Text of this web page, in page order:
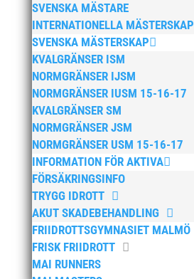
SVENSKA MÄSTARE
INTERNATIONELLA MÄSTERSKAP
SVENSKA MÄSTERSKAP
KVALGRÄNSER ISM
NORMGRÄNSER IJSM
NORMGRÄNSER IUSM 15-16-17
KVALGRÄNSER SM
NORMGRÄNSER JSM
NORMGRÄNSER USM 15-16-17
INFORMATION FÖR AKTIVA
FÖRSÄKRINGSINFO
TRYGG IDROTT
AKUT SKADEBEHANDLING
FRIIDROTTSGYMNASIET MALMÖ
FRISK FRIIDROTT
MAI RUNNERS
april 2024
mars 2024
februari 2024
januari 2024
december 2023
maj 2023
april 2023
januari 2023
november 2022
oktober 2022
september 2022
augusti 2022
juni 2022